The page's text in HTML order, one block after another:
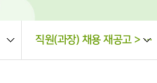
직원(과장) 채용 재공고 > 채용공고